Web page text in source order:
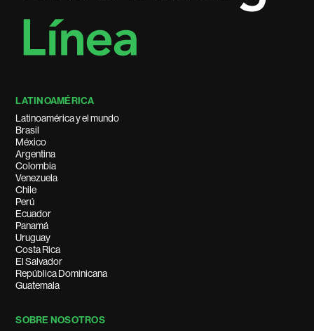
LATINOAMÉRICA
Latinoamérica y el mundo
Brasil
México
Argentina
Colombia
Venezuela
Chile
Perú
Ecuador
Panamá
Uruguay
Costa Rica
El Salvador
República Dominicana
Guatemala
SOBRE NOSOTROS